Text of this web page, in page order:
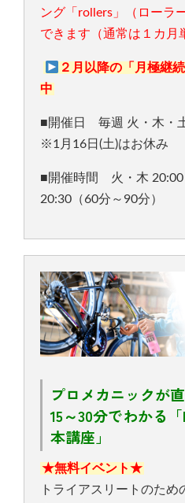
ング「rollers」（ローラ
できます（通常は１カ月
２月以降の「月極継
中
■開催日 毎週 火・木・
※1月16日(土)はお休み
■開催時間 火・木 20:00
20:30（60分～90分）
プロメカニックが
15～30分でわかる
本講座」
★無料イベント★
トライアスリートのた